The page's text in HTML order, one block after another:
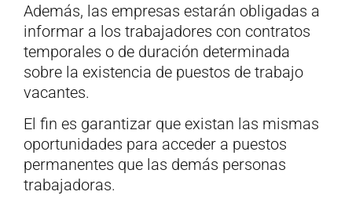
Además, las empresas estarán obligadas a
informar a los trabajadores con contratos
temporales o de duración determinada
sobre la existencia de puestos de trabajo
vacantes.
El fin es garantizar que existan las mismas
oportunidades para acceder a puestos
permanentes que las demás personas
trabajadoras.